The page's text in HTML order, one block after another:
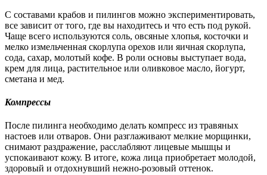
С составами крабов и пилингов можно экспериментировать,
все зависит от того, где вы находитесь и что есть под рукой.
Чаще всего используются соль, овсяные хлопья, косточки и
мелко измельченная скорлупа орехов или яичная скорлупа,
сода, сахар, молотый кофе. В роли основы выступает вода,
крем для лица, растительное или оливковое масло, йогурт,
сметана и мед.
Компрессы
После пилинга необходимо делать компресс из травяных
настоев или отваров. Они разглаживают мелкие морщинки,
снимают раздражение, расслабляют лицевые мышцы и
успокаивают кожу. В итоге, кожа лица приобретает молодой,
здоровый и отдохнувший нежно-розовый оттенок.